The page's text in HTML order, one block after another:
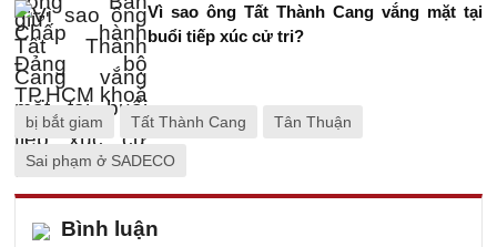
Vì sao ông Tất Thành Cang vắng mặt tại
buổi tiếp xúc cử tri?
bị bắt giam Tất Thành Cang Tân Thuận
Sai phạm ở SADECO
Bình luận